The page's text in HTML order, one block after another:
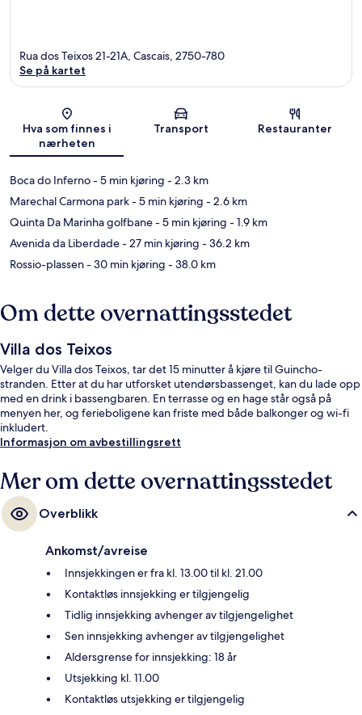
Kart
Rua dos Teixos 21-21A, Cascais, 2750-780
Se på kartet
Hva som finnes i
nærheten
Transport Restauranter
Boca do Inferno- 5 min kjøring - 2.3 km
Marechal Carmona park- 5 min kjøring - 2.6 km
Quinta Da Marinha golfbane- 5 min kjøring - 1.9 km
Avenida da Liberdade- 27 min kjøring - 36.2 km
Rossio-plassen- 30 min kjøring - 38.0 km
Om dette overnattingsstedet
Villa dos Teixos
Velger du Villa dos Teixos, tar det 15 minutter å kjøre til Guincho-
stranden. Etter at du har utforsket utendørsbassenget, kan du lade opp
med en drink i bassengbaren. En terrasse og en hage står også på
menyen her, og ferieboligene kan friste med både balkonger og wi-fi
inkludert.
Informasjon om avbestillingsrett
Mer om dette overnattingsstedet
Overblikk
Ankomst/avreise
Innsjekkingen er fra kl. 13.00 til kl. 21.00
Kontaktløs innsjekking er tilgjengelig
Tidlig innsjekking avhenger av tilgjengelighet
Sen innsjekking avhenger av tilgjengelighet
Aldersgrense for innsjekking: 18 år
Utsjekking kl. 11.00
Kontaktløs utsjekking er tilgjengelig